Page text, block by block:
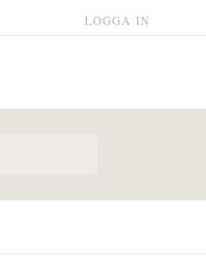
LOGGA IN